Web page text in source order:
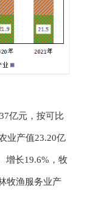
亿元，按可比
业产值23.20亿
增长19.6% ， 牧
牧渔服务业产